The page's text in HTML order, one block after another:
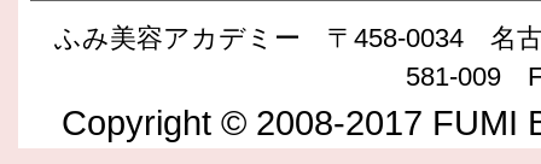
ふみ美容アカデミー 〒458-0034 名
581-009
Copyright © 2008-2017 FUMI